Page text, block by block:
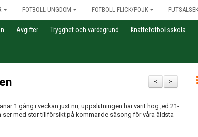
FOTBOLL UNGDOM FOTBOLL FLICK/POJK
Avgifter Trygghet och värdegrund Knattefotbollsskola
>
<
1 gång i veckan just nu, uppslutningen har varit hög ,ed 21-
ser med stor tillförsikt på kommande säsong för våra äldsta